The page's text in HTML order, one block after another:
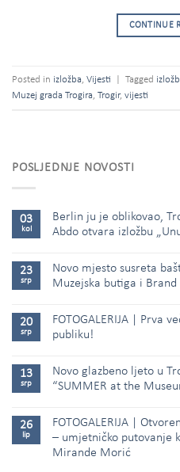
CONTINUE
Posted in izložba, Vijesti Tagged
Muzej grada Trogira, Trogir, vijesti
POSLJEDNJE NOVOSTI
03
kol
Berlin ju je oblikovao,
Abdo otvara izložbu
23
srp
Novo mjesto susreta
Muzejska butiga i
20
srp
FOTOGALERIJA | Prva
publiku!
13
srp
Novo glazbeno ljeto u
“SUMMER at the
26
lip
FOTOGALERIJA |
– umjetničko putovanje
Mirande Morić